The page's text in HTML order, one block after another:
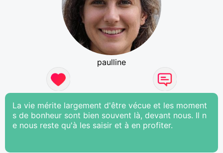
paulline
La vie mérite largement d'être vécue et les moment
s de bonheur sont bien souvent là, devant nous. Il n
e nous reste qu'à les saisir et à en profiter.